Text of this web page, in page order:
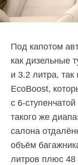
Под капотом
как дизельные
и 3.2 литра,
EcoBoost,
с 6-
такого же
салона
объём
литров плюс 48